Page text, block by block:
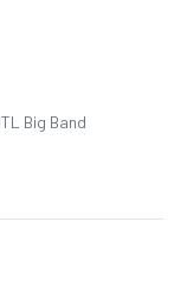
Big Band